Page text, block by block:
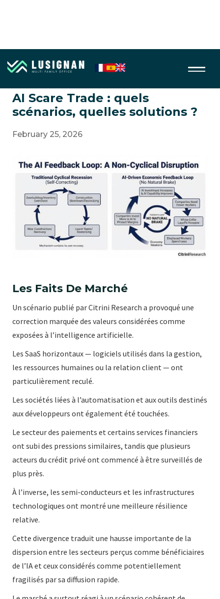
AI, Robotics
AI Scare Trade : quels
scénarios, quelles solutions ?
February 25, 2026
Les Faits De Marché
Un scénario publié par Citrini Research a provoqué une
correction marquée des valeurs considérées comme
exposées à l’intelligence artificielle.
Les SaaS horizontaux — logiciels utilisés dans la gestion,
les ressources humaines ou la relation client — ont
particulièrement reculé.
Les sociétés liées à l’automatisation et aux outils destinés
aux développeurs ont également été touchées.
Le secteur des paiements et certains services financiers
ont subi des pressions similaires, tandis que plusieurs
acteurs du crédit privé ont commencé à être surveillés de
plus près.
À l’inverse, les semi-conducteurs et les infrastructures
technologiques ont montré une meilleure résilience
relative.
Cette divergence traduit une hausse importante de la
dispersion entre les secteurs perçus comme bénéficiaires
de l’IA et ceux considérés comme potentiellement
fragilisés par sa diffusion rapide.